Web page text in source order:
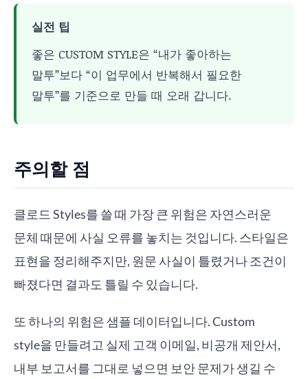
실전 팁
좋은 CUSTOM STYLE은 “내가 좋아하는
말투”보다 “이 업무에서 반복해서 필요한
말투”를 기준으로 만들 때 오래 갑니다.
주의할 점
클로드 Styles를 쓸 때 가장 큰 위험은 자연스러운
문체 때문에 사실 오류를 놓치는 것입니다. 스타일은
표현을 정리해주지만, 원문 사실이 틀렸거나 조건이
빠졌다면 결과도 틀릴 수 있습니다.
또 하나의 위험은 샘플 데이터입니다. Custom
style을 만들려고 실제 고객 이메일, 비공개 제안서,
내부 보고서를 그대로 넣으면 보안 문제가 생길 수